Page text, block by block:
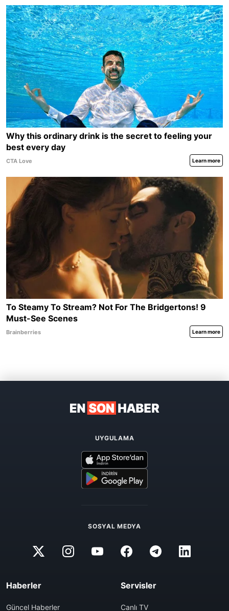
UYGULAMA
SOSYAL MEDYA
Haberler
Güncel Haberler
Servisler
Canlı TV